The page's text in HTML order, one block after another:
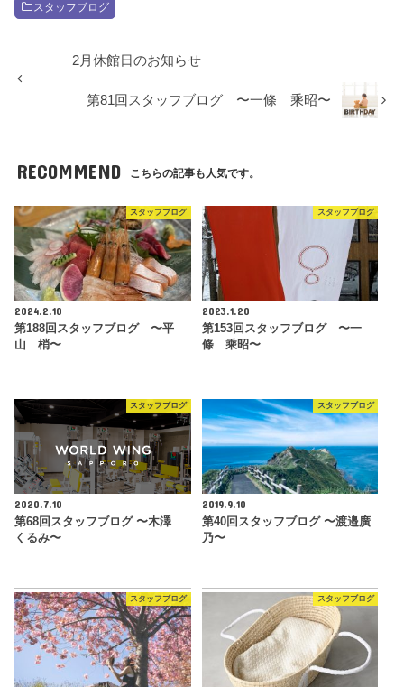
スタッフブログ
2月休館日のお知らせ
第81回スタッフブログ 〜一條 乘昭〜
RECOMMEND こちらの記事も人気です。
スタッフブログ
2024.2.10
第188回スタッフブログ 〜平
山 梢〜
スタッフブログ
2023.1.20
第153回スタッフブログ 〜一
條 乘昭〜
スタッフブログ
2020.7.10
第68回スタッフブログ 〜木澤
くるみ〜
スタッフブログ
2019.9.10
第40回スタッフブログ 〜渡邉廣
乃〜
スタッフブログ スタッフブログ